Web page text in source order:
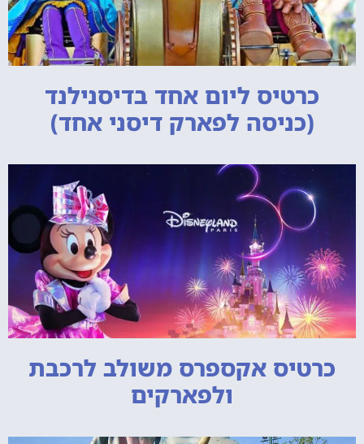
כרטיס ליום אחד בדיסנילנד
(כניסה לפארק דיסני אחד)
כרטיס אקספרס משולב לרכבת
ולפארקים